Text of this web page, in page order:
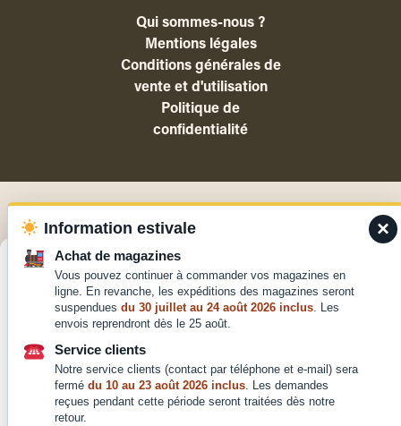
Gérer le consentement
Pour offrir les meilleures expériences, nous utilisons des technologies telles
que les cookies pour stocker et/ou accéder aux informations des appareils.
Le fait de consentir à ces technologies nous permettra de traiter des
données telles que le comportement de navigation ou les ID uniques sur ce
site. Le fait de ne pas consentir ou de retirer son consentement peut avoir
un effet négatif sur certaines caractéristiques et fonctions.
Qui sommes-nous ?
Mentions légales
Conditions générales de
vente et d'utilisation
Politique de
confidentialité
×
Information estivale
Achat de magazines
Vous pouvez continuer à commander vos magazines en
ligne. En revanche, les expéditions des magazines seront
suspendues du 30 juillet au 24 août 2026 inclus. Les
envois reprendront dès le 25 août.
Service clients
Notre service clients (contact par téléphone et e-mail) sera
fermé du 10 au 23 août 2026 inclus. Les demandes
reçues pendant cette période seront traitées dès notre
retour.